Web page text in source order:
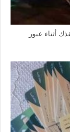
أثناء عبور